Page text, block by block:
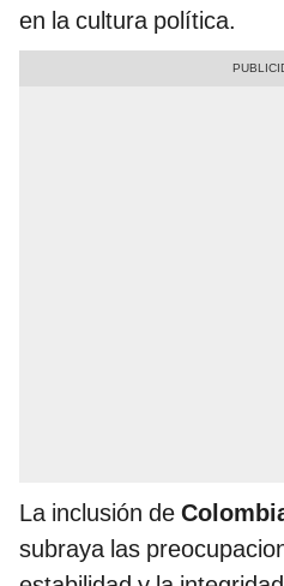
en la cultura política.
La inclusión de
subraya las